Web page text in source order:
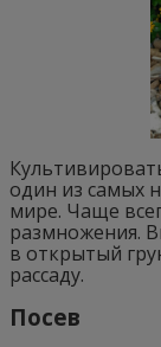
один из самых
мире. Чаще
размножения.
в открытый
рассаду.
Посев